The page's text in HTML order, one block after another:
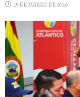
15 DE MARZO DE 2026